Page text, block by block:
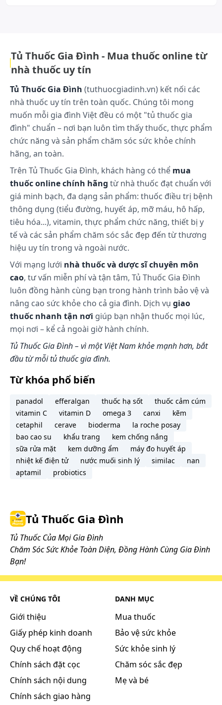
Cách dùng
Thuốc xoang Nhất Nhất dùng đường uống.
Liều dùng
Người lớn: Ngày uống 2 – 3 lần, mỗi lần 2 viên.
Trẻ em trên 5 tuổi: Ngày uống 2 – 3 lần, mỗi
lần 1 viên.
Làm gì khi quá liều?
Quá liều: Không có dữ liệu về sử dụng thuốc quá
liều, không dùng quá liều chỉ định của thuốc.
Cách xử trí: Tích cực theo dõi để có biện pháp xử trí
kịp thời.
Làm gì khi quên liều?
Bổ sung liều ngay khi nhớ ra. Tuy nhiên, nếu thời
gian giãn cách với liều tiếp theo quá ngắn thì bỏ
qua liều đã quên và tiếp tục lịch dùng thuốc. Không
dùng liều gấp đôi để bù cho liều đã bị bỏ lỡ.
Không có dữ liệu về tác dụng không mong muốn
của thuốc. Thông báo cho bác sĩ tác dụng không
mong muốn gặp phải khi sử dụng thuốc.
Những lưu ý khi sử dụng:
Trước khi sử dụng thuốc bạn cần đọc kỹ hướng
dẫn sử dụng và tham khảo thông tin bên dưới.
Chống chỉ định
Thuốc xoang Nhất Nhất chống chỉ định trong
của thuốc.
Trẻ dưới 5 tuổi.
Người có tiền sử động kinh hay co giật do
sốt cao.
Thận trọng khi sử dụng
Thận trọng khi sử dụng thuốc cho phụ nữ có
thai và cho con bú.
Ảnh hưởng của thuốc lên khả năng lái
xe, vận hành máy móc
Thuốc không ảnh hưởng đến khả năng lái xe,
vận hành máy móc.
Tủ Thuốc Gia Đình - Mua thuốc online từ
nhà thuốc uy tín
Tủ Thuốc Gia Đình (tuthuocgiadinh.vn) kết nối các
nhà thuốc uy tín trên toàn quốc. Chúng tôi mong
muốn mỗi gia đình Việt đều có một "tủ thuốc gia
đình" chuẩn – nơi bạn luôn tìm thấy thuốc, thực phẩm
chức năng và sản phẩm chăm sóc sức khỏe chính
hãng, an toàn.
Trên Tủ Thuốc Gia Đình, khách hàng có thể mua
thuốc online chính hãng từ nhà thuốc đạt chuẩn với
giá minh bạch, đa dạng sản phẩm: thuốc điều trị bệnh
thông dụng (tiểu đường, huyết áp, mỡ máu, hô hấp,
tiêu hóa...), vitamin, thực phẩm chức năng, thiết bị y
tế và các sản phẩm chăm sóc sắc đẹp đến từ thương
hiệu uy tín trong và ngoài nước.
Với mạng lưới nhà thuốc và dược sĩ chuyên môn
cao, tư vấn miễn phí và tận tâm, Tủ Thuốc Gia Đình
luôn đồng hành cùng bạn trong hành trình bảo vệ và
nâng cao sức khỏe cho cả gia đình. Dịch vụ giao
thuốc nhanh tận nơi giúp bạn nhận thuốc mọi lúc,
mọi nơi – kể cả ngoài giờ hành chính.
Tủ Thuốc Gia Đình – vì một Việt Nam khỏe mạnh hơn, bắt
đầu từ mỗi tủ thuốc gia đình.
Từ khóa phổ biến
panadol efferalgan thuốc hạ sốt
thuốc cảm cúm
vitamin C
vitamin D omega 3 canxi
kẽm
cetaphil
cerave bioderma
la roche posay
bao cao su
khẩu trang
kem chống nắng
sữa rửa mặt
kem dưỡng ẩm
máy đo huyết áp
nhiệt kế điện tử
nước muối sinh lý similac
nan
aptamil
probiotics
Tủ Thuốc Gia Đình
Tủ Thuốc Của Mọi Gia Đình
Chăm Sóc Sức Khỏe Toàn Diện, Đồng Hành Cùng Gia Đình
Bạn!
VỀ CHÚNG TÔI
Giới thiệu
Giấy phép kinh doanh
Quy chế hoạt động
Chính sách đặt cọc
Chính sách nội dung
Chính sách giao hàng
DANH MỤC
Mua thuốc
Bảo vệ sức khỏe
Sức khỏe sinh lý
Chăm sóc sắc đẹp
Mẹ và bé